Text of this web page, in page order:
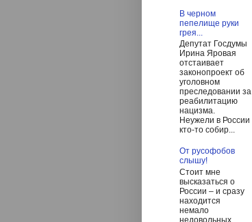
В черном
пепелище руки
грея...
Депутат Госдумы
Ирина Яровая
отстаивает
законопроект об
уголовном
преследовании за
реабилитацию
нацизма.
Неужели в России
кто-то собир...
От русофобов
слышу!
Стоит мне
высказаться о
России – и сразу
находится
немало
недовольных